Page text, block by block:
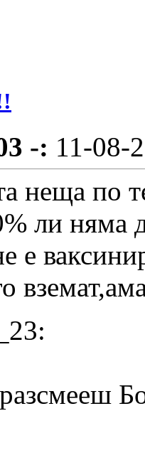
-: 11-08-
неща по
ли няма
е